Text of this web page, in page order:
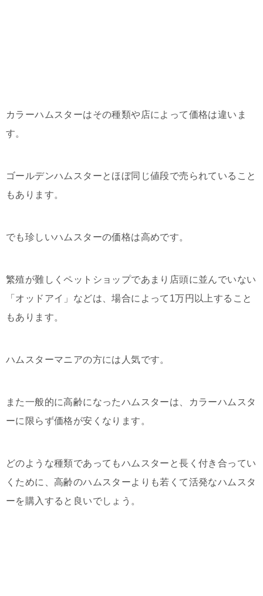
カラーハムスターはその種類や店によって価格は違いま
す。
ゴールデンハムスターとほぼ同じ値段で売られていること
もあります。
でも珍しいハムスターの価格は高めです。
繁殖が難しくペットショップであまり店頭に並んでいない
「オッドアイ」などは、場合によって1万円以上すること
もあります。
ハムスターマニアの方には人気です。
また一般的に高齢になったハムスターは、カラーハムスタ
ーに限らず価格が安くなります。
どのような種類であってもハムスターと長く付き合ってい
くために、高齢のハムスターよりも若くて活発なハムスタ
ーを購入すると良いでしょう。